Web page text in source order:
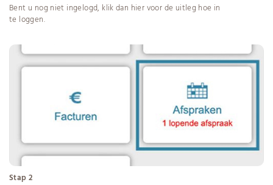
Bent u nog niet ingelogd, klik dan hiervoor de uitleg hoe in
te loggen.
Stap 2